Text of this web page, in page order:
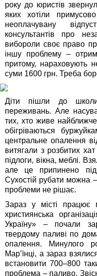
року до юристів
яких хотіли
неоплачувану
консультантів про
вибороли своє право
іншу проблему –
притому, нараховують
суми 1600 грн. Треба
Діти пішли до
переживань. Але
тих, хто живе
обігріваються
центральне опалення
витягали з розбитих
підлоги, вікна, меблі.
але це припинено під
Сухостій рубати можна
проблеми не рішає.
Зараз у місті працює
християнська
Україну» – почали
твердому паливі по
опалення. Минулого
Мар’їнці, а зараз
встановити 700–800
проблема – паливо.